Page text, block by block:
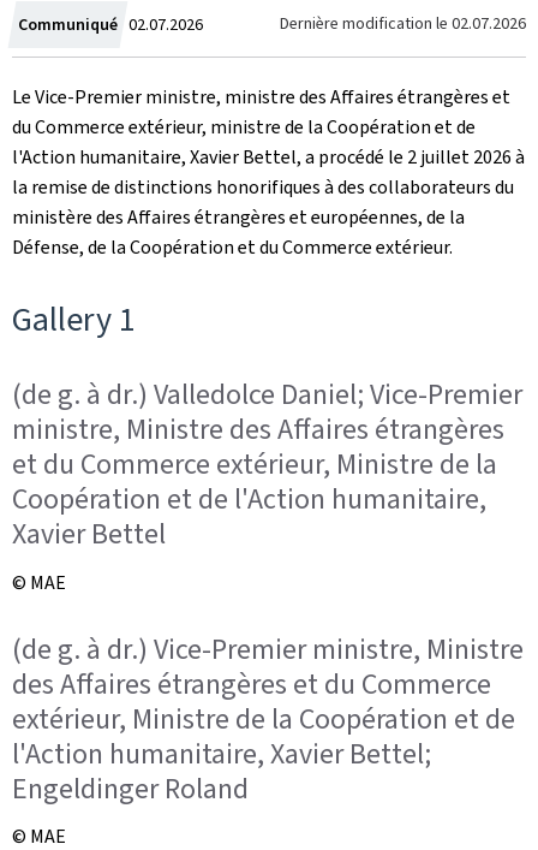
Communiqué Crée
le
02.07.2026 Dernière modification le 02.07.2026
Le Vice-Premier ministre, ministre des Affaires étrangères et
du Commerce extérieur, ministre de la Coopération et de
l'Action humanitaire, Xavier Bettel, a procédé le 2 juillet 2026 à
la remise de distinctions honorifiques à des collaborateurs du
ministère des Affaires étrangères et européennes, de la
Défense, de la Coopération et du Commerce extérieur.
Gallery 1
(de g. à dr.) Valledolce Daniel; Vice-Premier
ministre, Ministre des Affaires étrangères
et du Commerce extérieur, Ministre de la
Coopération et de l'Action humanitaire,
Xavier Bettel
© MAE
(de g. à dr.) Vice-Premier ministre, Ministre
des Affaires étrangères et du Commerce
extérieur, Ministre de la Coopération et de
l'Action humanitaire, Xavier Bettel;
Engeldinger Roland
© MAE